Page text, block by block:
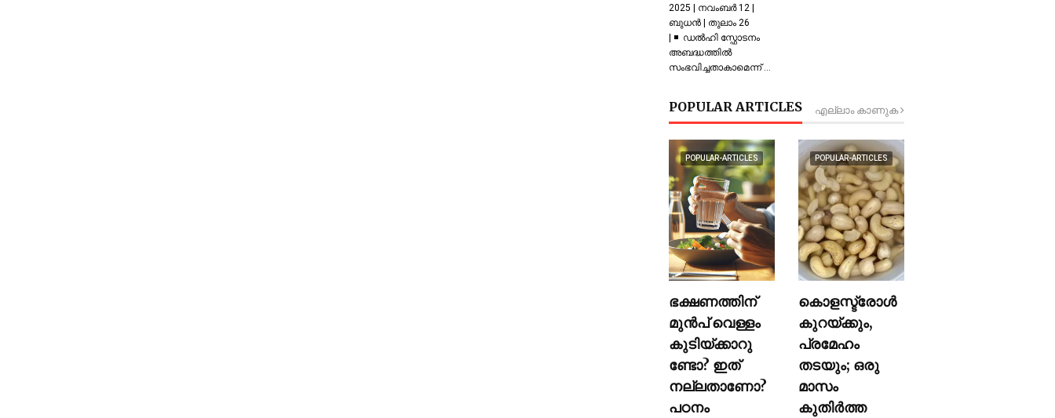
2025 | നവംബർ 12 |
ബുധൻ | തുലാം 26
| ◾ ഡല്‍ഹി സ്ഫോടനം
അബദ്ധത്തില്‍
സംഭവിച്ചതാകാമെന്ന് …
POPULAR ARTICLES എല്ലാം കാണുക
POPULAR-ARTICLES
ഭക്ഷണത്തിന്
മുന്‍പ് വെള്ളം
കുടിയ്ക്കാറു
ണ്ടോ? ഇത്
നല്ലതാണോ?
പഠനം
POPULAR-ARTICLES
കൊളസ്ട്രോള്‍
കുറയ്ക്കും,
പ്രമേഹം
തടയും; ഒരു
മാസം
കുതിര്‍ത്ത